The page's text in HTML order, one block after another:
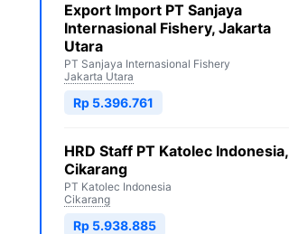
Export Import PT Sanjaya
Internasional Fishery, Jakarta
Utara
PT Sanjaya Internasional Fishery
Jakarta Utara
Rp 5.396.761
HRD Staff PT Katolec Indonesia,
Cikarang
PT Katolec Indonesia
Cikarang
Rp 5.938.885